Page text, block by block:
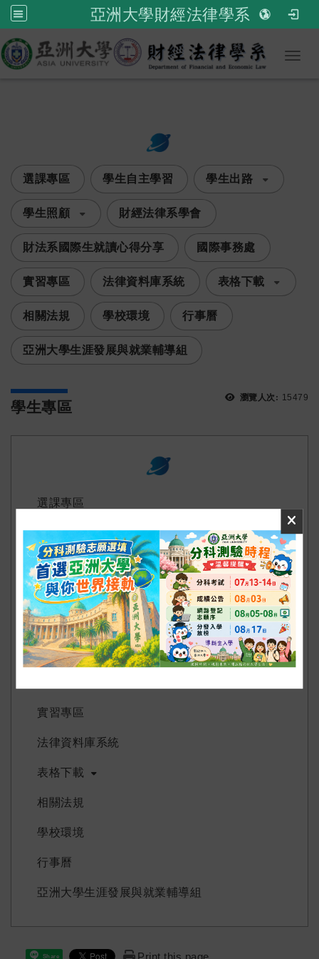
亞洲大學財經法律學系
次選單
選課專區 學生自主學習 學生出路
學生照顧 財經法律系學會
​財法系國際生就讀心得分享 國際事務處
實習專區 法律資料庫系統 表格下載
相關法規 學校環境 行事曆
亞洲大學生涯發展與就業輔導組
瀏覽人次: 15479
學生專區
選課專區
學生自主學習
學生出路
學生照顧
財經法律系學會
​財法系國際生就讀心得分享
實習專區
法律資料庫系統
表格下載
相關法規
學校環境
行事曆
亞洲大學生涯發展與就業輔導組
Share Print this page